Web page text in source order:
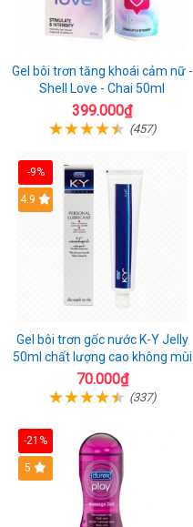
Gel bôi trơn tăng khoái cảm nữ -
Shell Love - Chai 50ml
399.000₫
(457)
-9%
Hot
4.9
Gel bôi trơn gốc nước K-Y Jelly
50ml chất lượng cao không mùi
70.000₫
(337)
-21%
Hot
5